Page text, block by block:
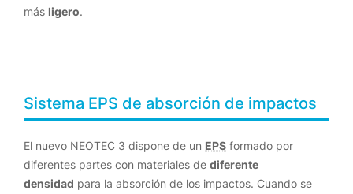
más ligero.
Sistema EPS de absorción de impactos
El nuevo NEOTEC 3 dispone de un EPS formado por
diferentes partes con materiales de diferente
densidad para la absorción de los impactos. Cuando se